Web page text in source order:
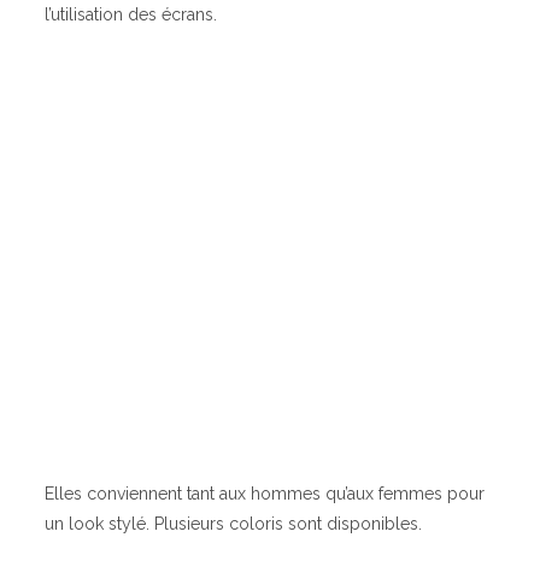
l’utilisation des écrans.
Elles conviennent tant aux hommes qu’aux femmes pour
un look stylé. Plusieurs coloris sont disponibles.